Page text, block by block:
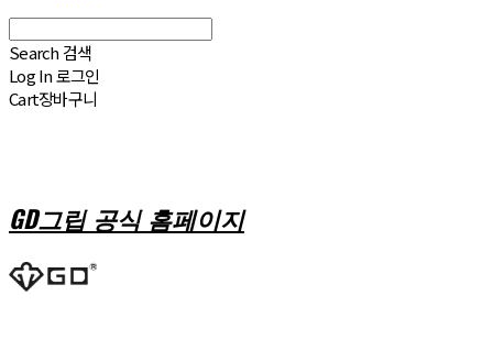
Search 검색
Log In로그인
Cart장바구니
GD그립 공식 홈페이지